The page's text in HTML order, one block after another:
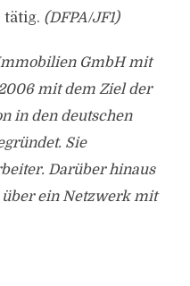
tätig. (DFPA/JF1)
GmbH mit
mit dem Ziel der
in den deutschen
Sie
Darüber hinaus
ein Netzwerk mit